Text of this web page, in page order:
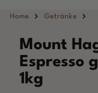
Hauptinhalt springen
Home Getränke
Mount
Espresso
1kg